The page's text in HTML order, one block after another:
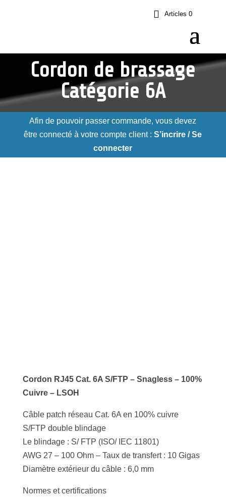
Articles 0
Cordon de brassage
Catégorie 6A
Afin de pouvoir passer commande, vous devez
être connecté à votre compte client :S’incrire / Se
connecter
Cordon RJ45 Cat. 6A S/FTP – Snagless – 100%
Cuivre – LSOH
Câble patch réseau Cat. 6A en 100% cuivre
S/FTP double blindage
Le blindage : S/ FTP (ISO/ IEC 11801)
AWG 27 – 100 Ohm – Taux de transfert : 10 Gigas
Diamètre extérieur du câble : 6,0 mm
Normes et certifications